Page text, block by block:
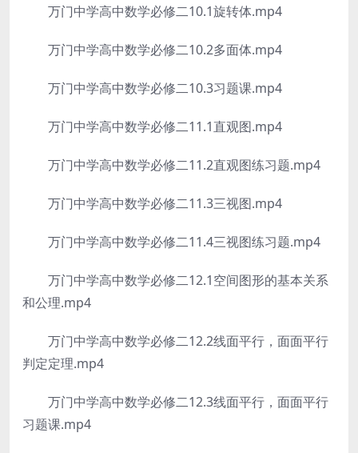
万门中学高中数学必修二10.1旋转体.mp4
万门中学高中数学必修二10.2多面体.mp4
万门中学高中数学必修二10.3习题课.mp4
万门中学高中数学必修二11.1直观图.mp4
万门中学高中数学必修二11.2直观图练习题.mp4
万门中学高中数学必修二11.3三视图.mp4
万门中学高中数学必修二11.4三视图练习题.mp4
万门中学高中数学必修二12.1空间图形的基本关系
和公理.mp4
万门中学高中数学必修二12.2线面平行，面面平行
判定定理.mp4
万门中学高中数学必修二12.3线面平行，面面平行
习题课.mp4